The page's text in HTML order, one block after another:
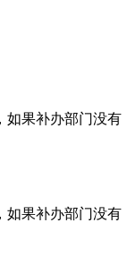
如果补办部门没有
如果补办部门没有